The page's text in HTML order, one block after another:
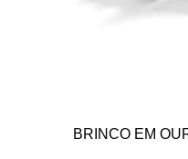
BRINCO EM